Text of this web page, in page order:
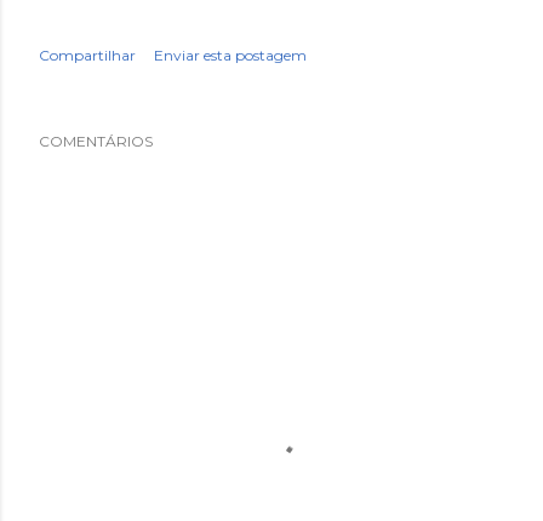
Compartilhar Enviar esta postagem
COMENTÁRIOS